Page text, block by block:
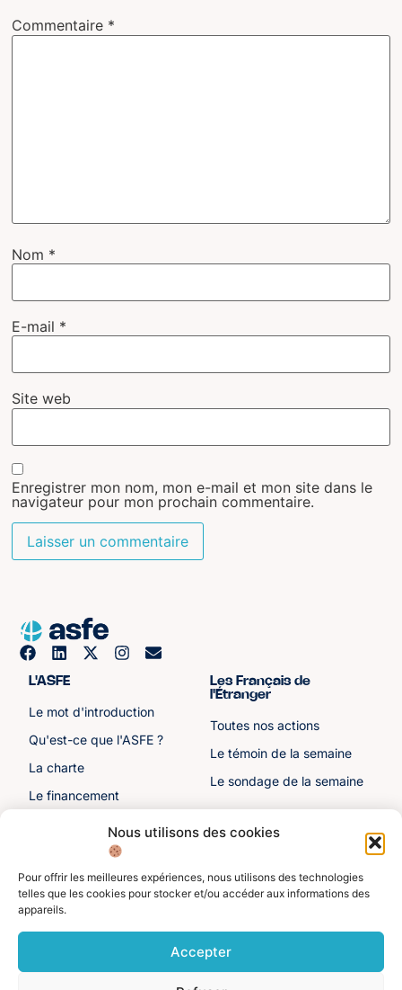
Nous utilisons des cookies
Pour offrir les meilleures expériences, nous utilisons des technologies
telles que les cookies pour stocker et/ou accéder aux informations des
appareils.
Accepter
Commentaire *
Nom *
E-mail *
Site web
Enregistrer mon nom, mon e-mail et mon site dans le
navigateur pour mon prochain commentaire.
L'ASFE
Le mot d'introduction
Qu'est-ce que l'ASFE ?
La charte
Le financement
Les sénateurs
Les Français de
l'Étranger
Toutes nos actions
Le témoin de la semaine
Le sondage de la semaine
Autre liens
Toutes les ressources
Contactez-nous
Divers
personnelles
Mentions légales